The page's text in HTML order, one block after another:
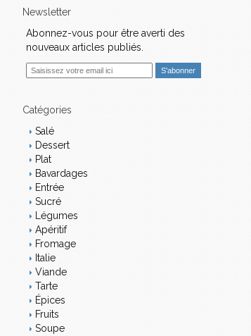
Newsletter
Abonnez-vous pour être averti des
nouveaux articles publiés.
i Catégories
Salé
Dessert
Plat
Bavardages
Entrée
Sucré
Légumes
Apéritif
Fromage
Italie
Viande
Tarte
Épices
Fruits
Soupe